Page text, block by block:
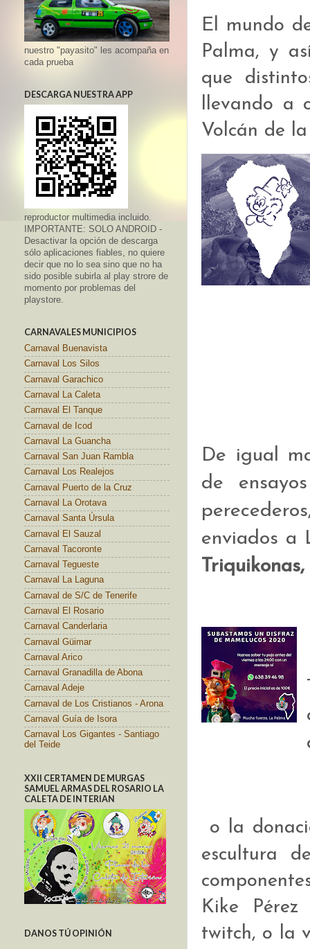
El mundo
Palma, y
que
llevando a
Volcán de
De igual
de
enviados
Triquikonas,
o la
escultura
Kike
twitch, o la
nuestro "payasito" les acompaña en
cada prueba
DESCARGA NUESTRA APP
reproductor multimedia incluido.
IMPORTANTE: SOLO ANDROID -
Desactivar la opción de descarga
sólo aplicaciones fiables, no quiere
decir que no lo sea sino que no ha
sido posible subirla al play strore de
momento por problemas del
playstore.
CARNAVALES MUNICIPIOS
Carnaval Buenavista
Carnaval Los Silos
Carnaval Garachico
Carnaval La Caleta
Carnaval El Tanque
Carnaval de Icod
Carnaval La Guancha
Carnaval San Juan Rambla
Carnaval Los Realejos
Carnaval Puerto de la Cruz
Carnaval La Orotava
Carnaval Santa Úrsula
Carnaval El Sauzal
Carnaval Tacoronte
Carnaval Tegueste
Carnaval La Laguna
Carnaval de S/C de Tenerife
Carnaval El Rosario
Carnaval Canderlaria
Carnaval Güimar
Carnaval Arico
Carnaval Granadilla de Abona
Carnaval Adeje
Carnaval de Los Cristianos - Arona
Carnaval Guía de Isora
Carnaval Los Gigantes - Santiago
del Teide
XXII CERTAMEN DE MURGAS
SAMUEL ARMAS DEL ROSARIO LA
CALETA DE INTERIAN
DANOS TÚ OPINIÓN